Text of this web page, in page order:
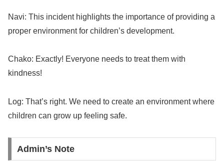
Navi: This incident highlights the importance of providing a
proper environment for children’s development.
Chako: Exactly! Everyone needs to treat them with
kindness!
Log: That’s right. We need to create an environment where
children can grow up feeling safe.
Admin’s Note